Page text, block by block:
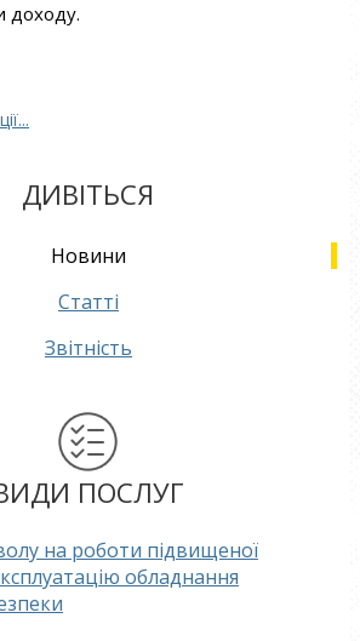
доходу.
ДИВІТЬСЯ
Новини
Статті
Звітність
ПОСЛУГ
на роботи підвищеної
обладнання